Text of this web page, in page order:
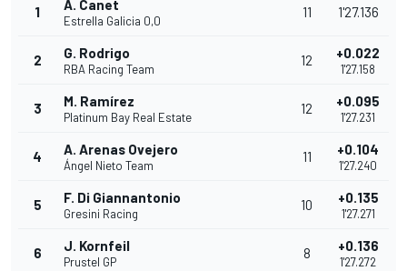
1 A. Canet
Estrella Galicia 0,0
11 1'27.136
2 G. Rodrigo
RBA Racing Team
12 +0.022
1'27.158
3 M. Ramírez
Platinum Bay Real Estate
12 +0.095
1'27.231
4 A. Arenas Ovejero
Ángel Nieto Team
11 +0.104
1'27.240
5 F. Di Giannantonio
Gresini Racing
10 +0.135
1'27.271
6 J. Kornfeil
Prustel GP
8 +0.136
1'27.272